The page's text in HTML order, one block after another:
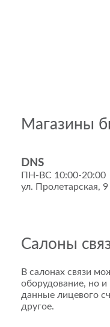
Магазины
DNS
ПН-ВС 10:00-20:00
ул. Пролетарская,
Салоны
В салонах связи
оборудование, но и
данные лицевого
другое.